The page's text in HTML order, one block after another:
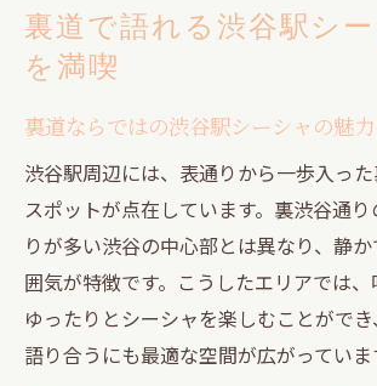
クス体験
シーシャなら裏道の隠れ家で
う時間を
裏渋谷通りで叶う静かでおし
渋谷シーシャ 個室でプライベ
を楽しむ
裏渋谷通りのシーシャスポッ
裏道で語れる渋谷駅シ
を満喫
裏道ならではの渋谷駅シーシャの魅
渋谷駅周辺には、表通りから一歩入っ
スポットが点在しています。裏渋谷通
りが多い渋谷の中心部とは異なり、静
囲気が特徴です。こうしたエリアでは
ゆったりとシーシャを楽しむことがで
語り合うにも最適な空間が広がっていま